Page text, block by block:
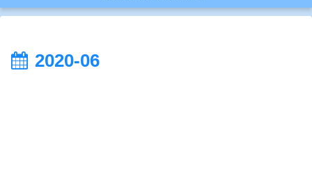
2020-06